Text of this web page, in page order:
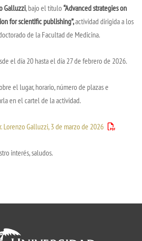
Galluzzi, bajo el título“Advanced strategies on
for scientific publishing”,actividad dirigida a los
de la Facultad de Medicina.
el día 20 hasta el día 27 de febrero de 2026.
el lugar, horario, número de plazas e
en el cartel de la actividad.
Lorenzo Galluzzi, 3 de marzo de 2026
interés, saludos.